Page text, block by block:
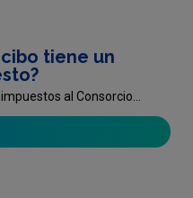
tiene un
al Consorcio...